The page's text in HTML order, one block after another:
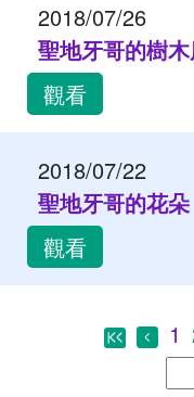
2018/07/26
聖地牙哥的樹
觀看
2018/07/22
聖地牙哥的花朵
觀看
1